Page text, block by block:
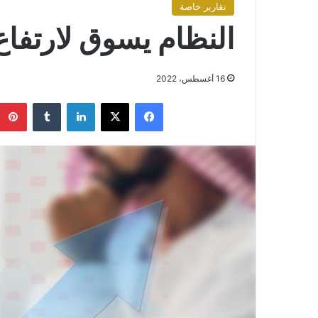
تقارير خاصة
النظام يسوق
16 أغسطس، 2022
فيسبوك X لينكدإن